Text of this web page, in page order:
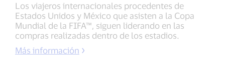
Los viajeros internacionales procedentes de
Estados Unidos y México que asisten a la Copa
Mundial de la FIFA™, siguen liderando en las
compras realizadas dentro de los estadios.
Más información